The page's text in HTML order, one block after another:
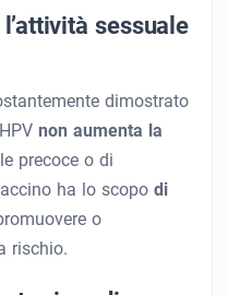
sessuale
dimostrato
non aumenta la
precoce o di
ha lo scopo di
o
rischio.